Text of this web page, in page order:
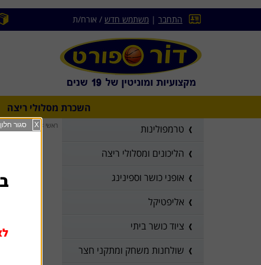
התחבר | משתמש חדש / אורח/ת
השכרת מסלולי ריצה
ראשי > שולחנות
טרמפולינות
הליכונים ומסלולי ריצה
אופני כושר וספינינג
אליפטיקל
ציוד כושר ביתי
שולחנות משחק ומתקני חצר
X סגור חלון